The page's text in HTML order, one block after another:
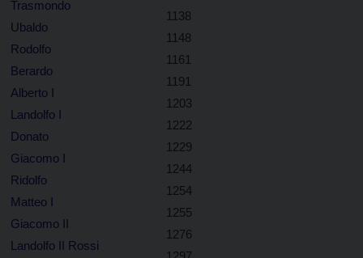
Trasmondo
Ubaldo
Rodolfo
Berardo
Alberto I
Landolfo I
Donato
Giacomo I
Ridolfo
Matteo I
Giacomo II
Landolfo II Rossi
1138
1148
1161
1191
1203
1222
1229
1244
1254
1255
1276